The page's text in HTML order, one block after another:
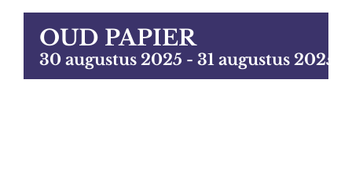
Sport
OUD PAPIER
30 augustus 2025 - 31 augustus 2025